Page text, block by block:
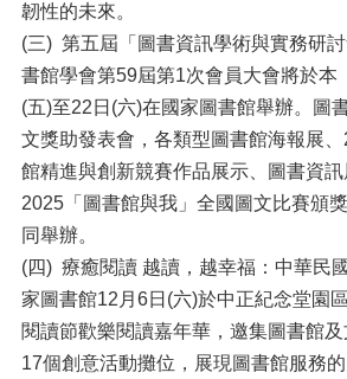
韌性的未來。
(三) 第五屆「圖書資訊學術與實務研
書館學會第59屆第1次會員大會將於本
(五)至22日(六)在國家圖書館舉辦。圖
文獎助發表會，各類型圖書館海報展
館精進與創新競賽作品展示、圖書資訊
2025「圖書館與我」全國圖文比賽頒
同舉辦。
(四) 療癒閱讀 越讀，越幸福：中華民
家圖書館12月6日(六)於中正紀念堂園
閱讀節歡樂閱讀嘉年華，邀集圖書館
17個創意活動攤位，展現圖書館服務的